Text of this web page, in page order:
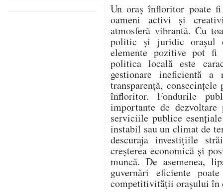
Un oraș înfloritor poate
oameni activi și
atmosferă vibrantă. Cu
politic și juridic orașul
elemente pozitive pot fi
politica locală este
gestionare ineficientă
transparență,
înfloritor. Fondurile
importante de
serviciile publice
instabil sau un climat de
descuraja investițiile
creșterea economică și
muncă. De asemenea,
guvernări eficiente
competitivității orașului în